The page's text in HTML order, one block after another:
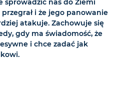
sprowadzić nas do Ziemi
i że jego panowanie
atakuje. Zachowuje się
gdy ma świadomość, że
i chce zadać jak